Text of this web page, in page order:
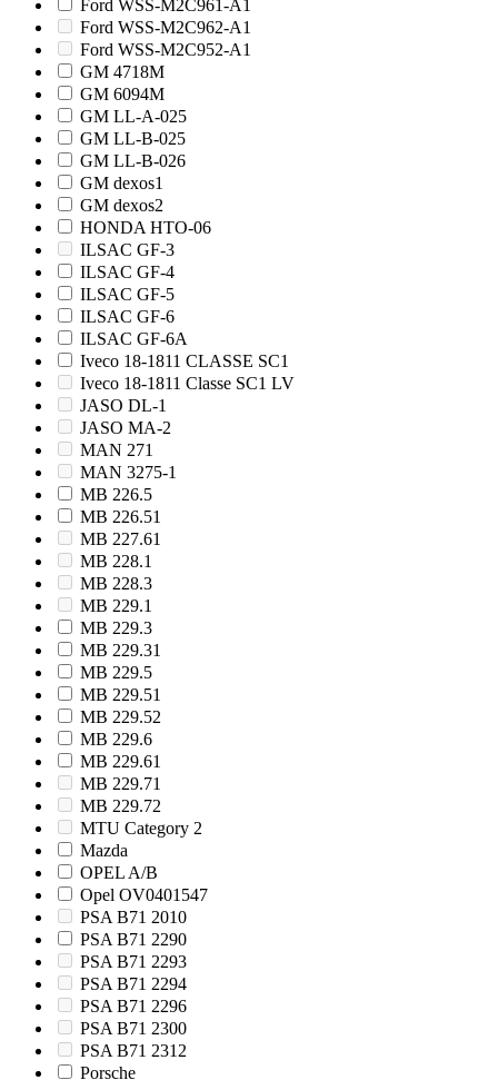
Ford WSS-M2C961-A1
Ford WSS-M2C962-A1
Ford WSS-M2C952-A1
GM 4718M
GM 6094M
GM LL-A-025
GM LL-B-025
GM LL-B-026
GM dexos1
GM dexos2
HONDA HTO-06
ILSAC GF-3
ILSAC GF-4
ILSAC GF-5
ILSAC GF-6
ILSAC GF-6A
Iveco 18-1811 CLASSE SC1
Iveco 18-1811 Classe SC1 LV
JASO DL-1
JASO MA-2
MAN 271
MAN 3275-1
MB 226.5
MB 226.51
MB 227.61
MB 228.1
MB 228.3
MB 229.1
MB 229.3
MB 229.31
MB 229.5
MB 229.51
MB 229.52
MB 229.6
MB 229.61
MB 229.71
MB 229.72
MTU Category 2
Mazda
OPEL A/B
Opel OV0401547
PSA B71 2010
PSA B71 2290
PSA B71 2293
PSA B71 2294
PSA B71 2296
PSA B71 2300
PSA B71 2312
Porsche